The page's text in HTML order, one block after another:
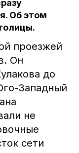
Об этом
проезжей
Он
до
Западный
не
сети